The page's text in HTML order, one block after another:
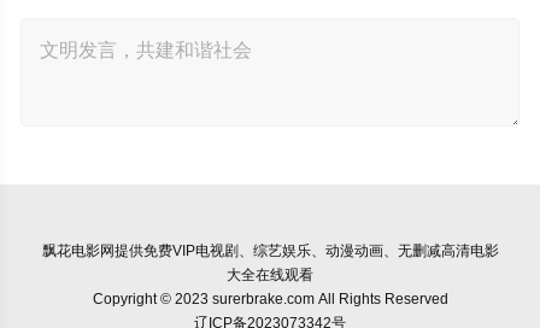
飘花电影网提供免费VIP电视剧、综艺娱乐、动漫动画、无删减高清电影
大全在线观看
Copyright © 2023 surerbrake.com All Rights Reserved
辽ICP备2023073342号